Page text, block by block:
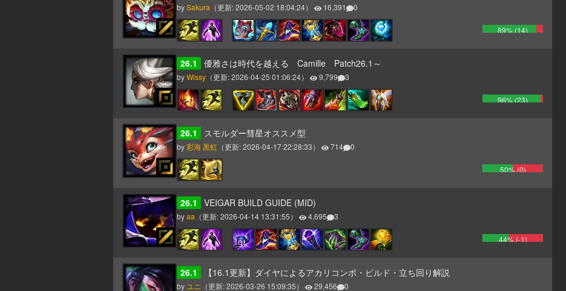
bySakura （更新:2026-05-02 18:04:24） 16,391 0
89% (14)
26.1 優雅さは時代を越える Camille Patch26.1～
byWissy （更新:2026-04-25 01:06:24） 9,799 3
96% (23)
26.1 スモルダー彗星オススメ型
by彩海 黒虹 （更新:2026-04-17 22:28:33） 714 0
50% (0)
26.1 VEIGAR BUILD GUIDE (MID)
byaa （更新:2026-04-14 13:31:55） 4,695 3
44% (-1)
26.1 【16.1更新】ダイヤによるアカリコンボ・ビルド・立ち回り解説
by ユニ （更新:2026-03-26 15:09:35） 29,456 0